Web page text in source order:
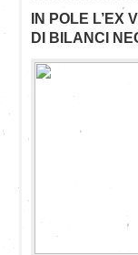
IN POLE L’EX
DI BILANCI